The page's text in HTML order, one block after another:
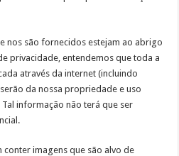
nos são fornecidos estejam ao abrigo
privacidade, entendemos que toda a
através da internet (incluindo
da nossa propriedade e uso
informação não terá que ser
imagens que são alvo de